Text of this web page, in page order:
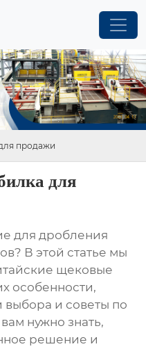
продажи
для
для дробления
В этой статье мы
щековые
особенности,
и советы по
нужно знать,
решение и